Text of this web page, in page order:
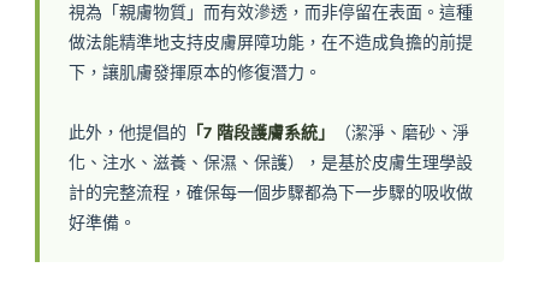
視為「親膚物質」而有效滲透，而非停留在表面。這種
做法能精準地支持皮膚屏障功能，在不造成負擔的前提
下，讓肌膚發揮原本的修復潛力。
此外，他提倡的 「7 階段護膚系統」
（潔淨、磨砂、淨
化、注水、滋養、保濕、保護），是基於皮膚生理學設
計的完整流程，確保每一個步驟都為下一步驟的吸收做
好準備。